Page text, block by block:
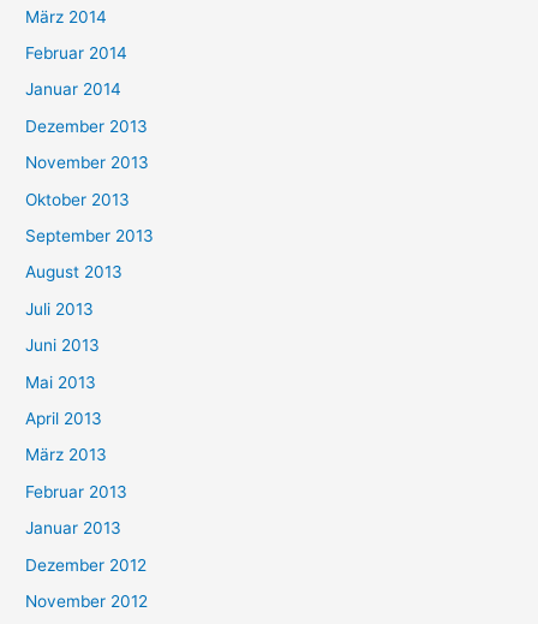
März 2014
Februar 2014
Januar 2014
Dezember 2013
November 2013
Oktober 2013
September 2013
August 2013
Juli 2013
Juni 2013
Mai 2013
April 2013
März 2013
Februar 2013
Januar 2013
Dezember 2012
November 2012